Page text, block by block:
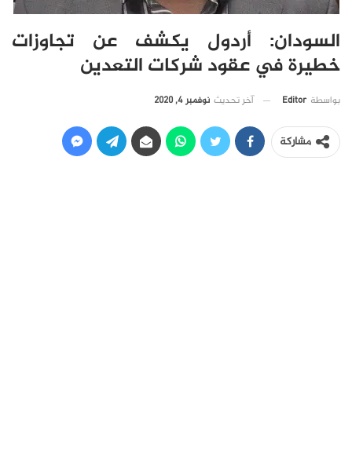
السودان: أردول يكشف عن تجاوزات
خطيرة في عقود شركات التعدين
بواسطة Editor آخر تحديث نوفمبر 4, 2020
مشاركة